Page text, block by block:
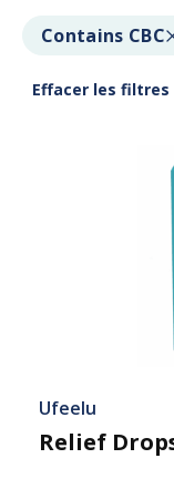
Contains CBC
Effacer les filtres
Ufeelu
Relief